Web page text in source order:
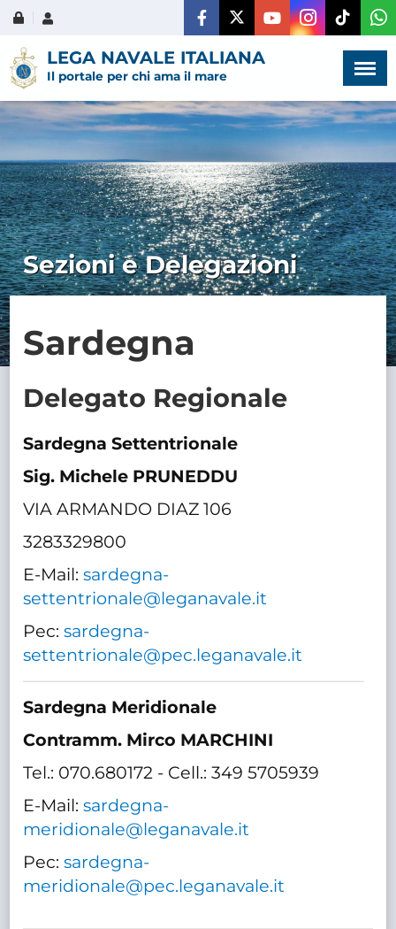
LEGA NAVALE ITALIANA
Il portale per chi ama il mare
Sezioni e Delegazioni
Sardegna
Delegato Regionale
Sardegna Settentrionale
Sig. Michele PRUNEDDU
VIA ARMANDO DIAZ 106
3283329800
E-Mail:sardegna-
settentrionale@leganavale.it
Pec:sardegna-
settentrionale@pec.leganavale.it
Sardegna Meridionale
Contramm. Mirco MARCHINI
Tel.: 070.680172 - Cell.: 349 5705939
E-Mail:sardegna-
meridionale@leganavale.it
Pec:sardegna-
meridionale@pec.leganavale.it
Menù ×
HOME
CHI SIAMO
LA VITA
DELL'ASSOCIAZIONE
PROGETTI ED EDITORIA
AMMINISTRAZIONE
TRASPARENTE